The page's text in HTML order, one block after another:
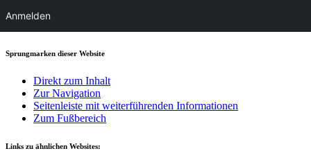
Sprungmarken dieser Website
Direkt zum Inhalt
Zur Navigation
Seitenleiste mit weiterführenden Informationen
Zum Fußbereich
Links zu ähnlichen Websites:
Anmelden